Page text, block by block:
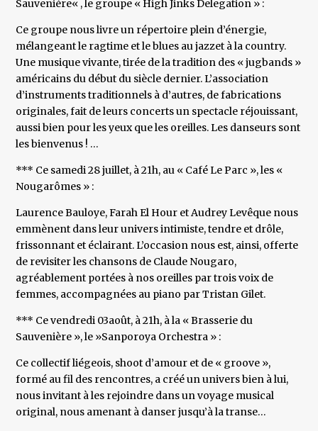
Sauvenière« , le groupe « High Jinks Delegation » :
Ce groupe nous livre un répertoire plein d’énergie,
mélangeant le ragtime et le blues au jazzet à la country.
Une musique vivante, tirée de la tradition des « jugbands »
américains du début du siècle dernier. L’association
d’instruments traditionnels à d’autres, de fabrications
originales, fait de leurs concerts un spectacle réjouissant,
aussi bien pour les yeux que les oreilles. Les danseurs sont
les bienvenus ! …
*** Ce samedi 28 juillet, à 21h, au « Café Le Parc », les «
Nougarômes » :
Laurence Bauloye, Farah El Hour et Audrey Levêque nous
emmènent dans leur univers intimiste, tendre et drôle,
frissonnant et éclairant. L’occasion nous est, ainsi, offerte
de revisiter les chansons de Claude Nougaro,
agréablement portées à nos oreilles par trois voix de
femmes, accompagnées au piano par Tristan Gilet.
*** Ce vendredi 03août, à 21h, à la « Brasserie du
Sauvenière », le »Sanporoya Orchestra » :
Ce collectif liégeois, shoot d’amour et de « groove »,
formé au fil des rencontres, a créé un univers bien à lui,
nous invitant à les rejoindre dans un voyage musical
original, nous amenant à danser jusqu’à la transe…